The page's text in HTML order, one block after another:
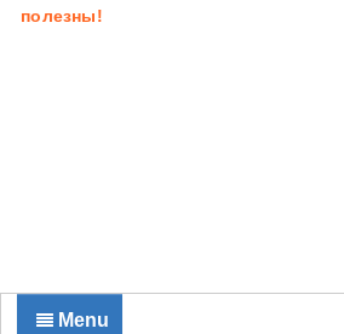
полезны!
Menu